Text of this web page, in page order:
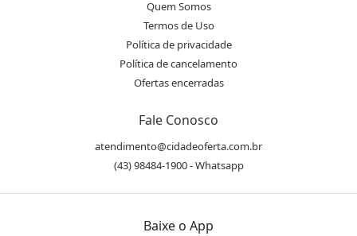
Quem Somos
Termos de Uso
Política de privacidade
Política de cancelamento
Ofertas encerradas
Fale Conosco
atendimento@cidadeoferta.com.br
(43) 98484-1900 - Whatsapp
Baixe o App